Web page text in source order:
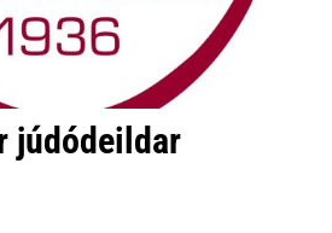
júdódeildar